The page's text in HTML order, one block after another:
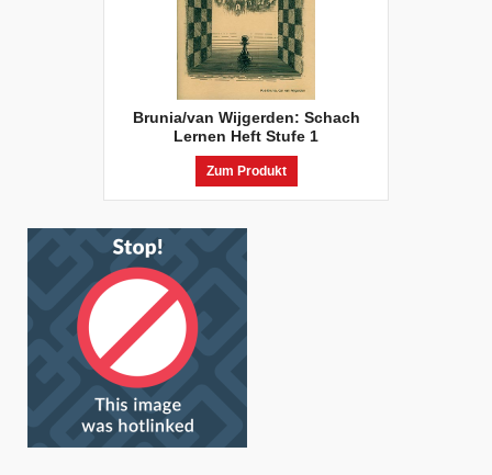
Brunia/van Wijgerden: Schach
Lernen Heft Stufe 1
Zum Produkt